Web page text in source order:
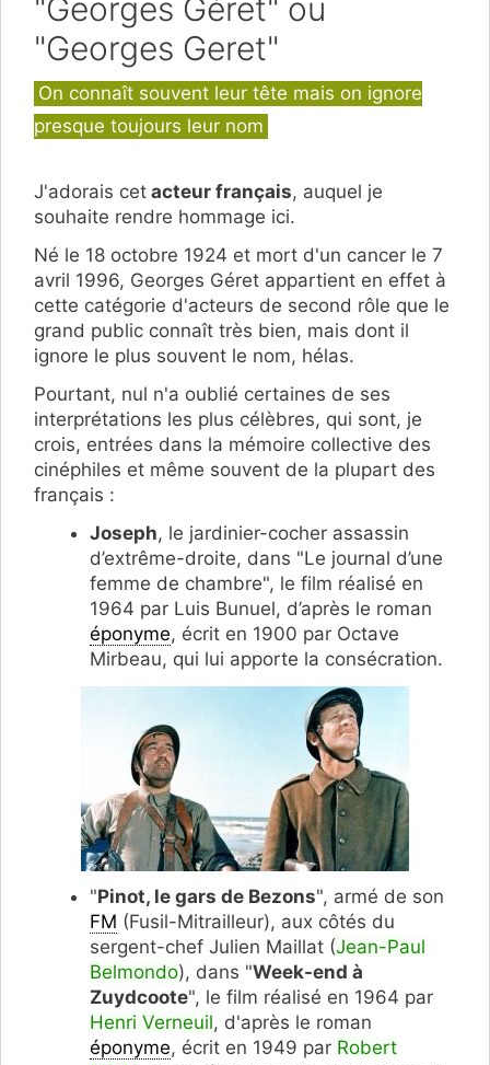
"Georges Géret" ou
"Georges Geret"
Catégories
On connaît souvent leur tête mais on ignore
presque toujours leur nom
J'adorais cet acteur français, auquel je
souhaite rendre hommage ici.
Né le 18 octobre 1924 et mort d'un cancer le 7
avril 1996, Georges Géret appartient en effet à
cette catégorie d'acteurs de second rôle que le
grand public connaît très bien, mais dont il
ignore le plus souvent le nom, hélas.
Pourtant, nul n'a oublié certaines de ses
interprétations les plus célèbres, qui sont, je
crois, entrées dans la mémoire collective des
cinéphiles et même souvent de la plupart des
français :
Joseph, le jardinier-cocher assassin
d’extrême-droite, dans "Le journal d’une
femme de chambre", le film réalisé en
1964 par Luis Bunuel, d’après le roman
éponyme, écrit en 1900 par Octave
Mirbeau, qui lui apporte la consécration.
"Pinot, le gars de Bezons", armé de son
FM (Fusil-Mitrailleur), aux côtés du
sergent-chef Julien Maillat (Jean-Paul
Belmondo), dans "Week-end à
Zuydcoote", le film réalisé en 1964 par
Henri Verneuil, d'après le roman
éponyme, écrit en 1949 par Robert